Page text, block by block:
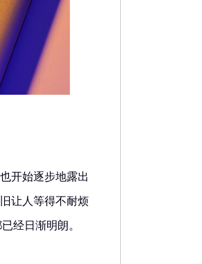
开始逐步地露出
让人等得不耐烦
经日渐明朗。